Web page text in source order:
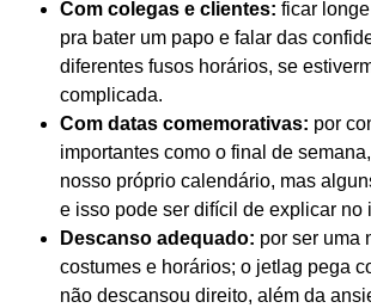
Com colegas e clientes: ficar
pra bater um papo e falar das
diferentes fusos horários, se
complicada.
Com datas comemorativas: por
importantes como o final de
nosso próprio calendário, mas
e isso pode ser difícil de explicar no
Descanso adequado: por ser uma
costumes e horários; o jetlag pega
não descansou direito, além da